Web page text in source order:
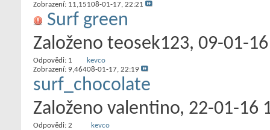
Zobrazení: 11,15108-01-17, 22:21
Surf green
Založeno teosek123‎, 09-01-
Odpovědi: 1
Zobrazení: 9,464
kevco
08-01-17, 22:19
surf_chocolate
Založeno valentino‎, 22-01-16
Odpovědi: 2
kevco